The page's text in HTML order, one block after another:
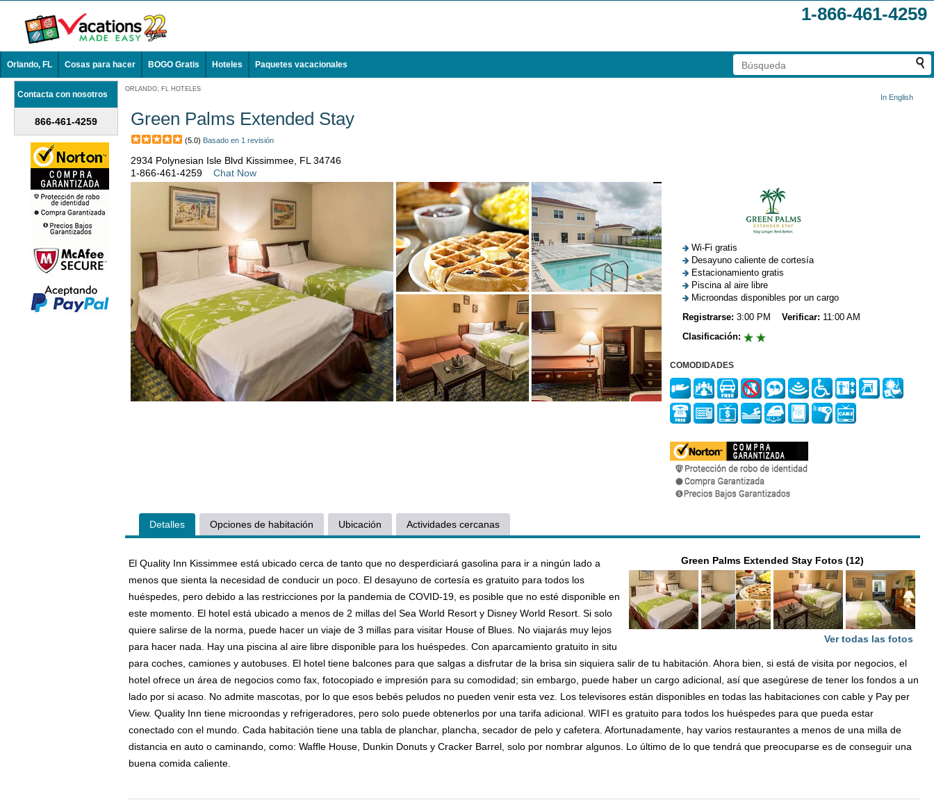
1-866-461-4259
Orlando, FL Cosas para hacer BOGO Gratis Hoteles Paquetes vacacionales
Contacta con nosotros
866-461-4259
ORLANDO, FL HOTELES
In English
Green Palms Extended Stay
(5.0) Basado en 1 revisión
2934 Polynesian Isle Blvd Kissimmee, FL 34746
1-866-461-4259
Chat Now
Wi-Fi gratis
Desayuno caliente de cortesía
Estacionamiento gratis
Piscina al aire libre
Microondas disponibles por un cargo
Registrarse: 3:00 PM Verificar: 11:00 AM
Clasificación:
COMODIDADES
Detalles Opciones de habitación Ubicación Actividades cercanas
Green Palms Extended Stay Fotos (12)
Ver todas las fotos
El Quality Inn Kissimmee está ubicado cerca de tanto que no desperdiciará gasolina para ir a ningún lado a
menos que sienta la necesidad de conducir un poco. El desayuno de cortesía es gratuito para todos los
huéspedes, pero debido a las restricciones por la pandemia de COVID-19, es posible que no esté disponible en
este momento. El hotel está ubicado a menos de 2 millas del Sea World Resort y Disney World Resort. Si solo
quiere salirse de la norma, puede hacer un viaje de 3 millas para visitar House of Blues. No viajarás muy lejos
para hacer nada. Hay una piscina al aire libre disponible para los huéspedes. Con aparcamiento gratuito in situ
para coches, camiones y autobuses. El hotel tiene balcones para que salgas a disfrutar de la brisa sin siquiera salir de tu habitación. Ahora bien, si está de visita por negocios, el
hotel ofrece un área de negocios como fax, fotocopiado e impresión para su comodidad; sin embargo, puede haber un cargo adicional, así que asegúrese de tener los fondos a un
lado por si acaso. No admite mascotas, por lo que esos bebés peludos no pueden venir esta vez. Los televisores están disponibles en todas las habitaciones con cable y Pay per
View. Quality Inn tiene microondas y refrigeradores, pero solo puede obtenerlos por una tarifa adicional. WIFI es gratuito para todos los huéspedes para que pueda estar
conectado con el mundo. Cada habitación tiene una tabla de planchar, plancha, secador de pelo y cafetera. Afortunadamente, hay varios restaurantes a menos de una milla de
distancia en auto o caminando, como: Waffle House, Dunkin Donuts y Cracker Barrel, solo por nombrar algunos. Lo último de lo que tendrá que preocuparse es de conseguir una
buena comida caliente.